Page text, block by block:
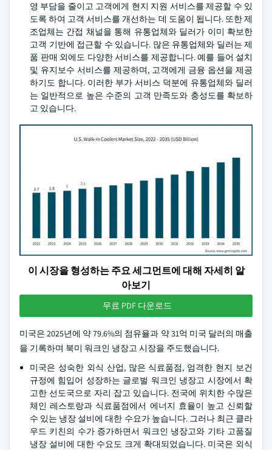
영 부담을 줄이고 고객에게 현지 지원 서비스를 제공할 수 있
도록 하여 고객 서비스를 개선하는 데 도움이 됩니다. 또한 제
조업체는 간접 채널을 통해 유통업체와 딜러가 이미 확보한
고객 기반에 접근할 수 있습니다. 많은 유통업체와 딜러는 제
품 판매 외에도 다양한 서비스를 제공합니다. 예를 들어 설치
및 유지보수 서비스를 제공하며, 고객에게 금융 옵션을 제공
하기도 합니다. 이러한 부가 서비스 덕분에 유통업체와 딜러
는 일반적으로 높은 수준의 고객 만족도와 충성도를 확보하
고 있습니다.
이 시장을 형성하는 주요 세그먼트에 대해 자세히 알
아보기
무료 PDF 다운로드
미국은 2025년에 약 79.6%의 점유율과 약 31억 미국 달러의 매출
을 기록하며 북미 워크인 냉장고 시장을 주도했습니다.
미국은 성숙한 외식 산업, 많은 식료품점, 엄격한 현지 보건
규정에 힘입어 성장하는 글로벌 워크인 냉장고 시장에서 확
고한 선도국으로 자리 잡고 있습니다. 전국에 위치한 수많은
체인 레스토랑과 식료품점에서 에너지 효율이 높고 신뢰할
수 있는 냉장 설비에 대한 수요가 높습니다. 그러나 최근 클라
우드 키친의 수가 증가하면서 워크인 냉장고와 기타 고품질
냉장 설비에 대한 수요도 크게 확대되었습니다. 미국은 외식